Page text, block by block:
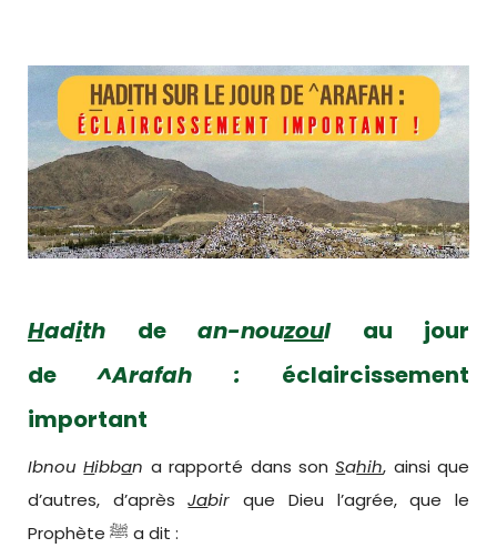
Hadith de an-nouzoulau jour
de^Arafah : éclaircissement
important
IbnouHibban a rapporté dans sonSahih, ainsi que
d’autres, d’aprèsJabir que Dieu l’agrée, que le
Prophète ﷺ a dit :